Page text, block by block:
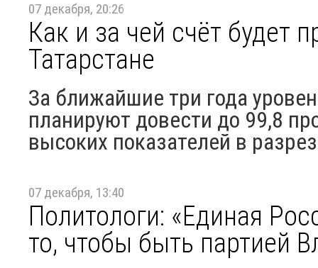
07 декабря, 20:26
Как и за чей счёт будет
Татарстане
За ближайшие три года
планируют довести до 99,8
высоких показателей в
07 декабря, 13:40
Политологи: «Единая
то, чтобы быть партией